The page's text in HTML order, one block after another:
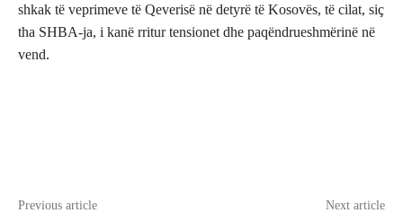
shkak të veprimeve të Qeverisë në detyrë të Kosovës, të cilat, siç
tha SHBA-ja, i kanë rritur tensionet dhe paqëndrueshmërinë në
vend.
Previous article Next article